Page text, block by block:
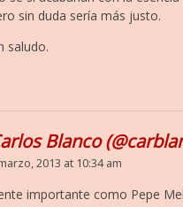
sin duda sería más justo.
saludo.
Blanco
2013 at 10:34 am
importante como Pepe